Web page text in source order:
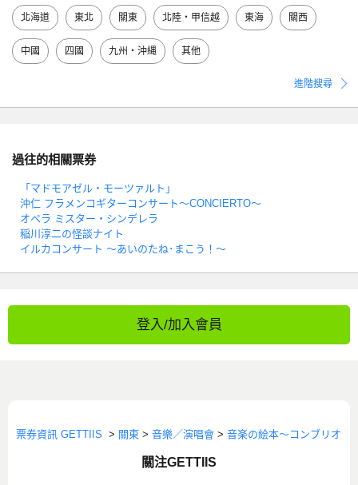
北海道 東北 關東 北陸・甲信越 東海 關西
中國 四國 九州・沖縄 其他
進階搜尋
過往的相關票券
「マドモアゼル・モーツァルト」
沖仁 フラメンコギターコンサート～CONCIERTO～
オペラ ミスター・シンデレラ
稲川淳二の怪談ナイト
イルカコンサート ～あいのたね･まこう！～
登入/加入會員
票券資訊 GETTIIS > 關東 > 音樂／演唱會 > 音楽の絵本～コンブリオ
關注GETTIIS